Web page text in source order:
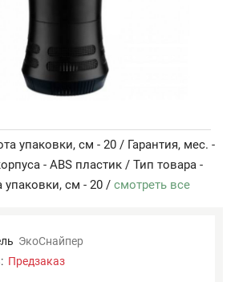
упаковки, см - 20 / Гарантия, мес. -
- ABS пластик / Тип товара -
см - 20 / смотреть все
ЭкоСнайпер
Предзаказ